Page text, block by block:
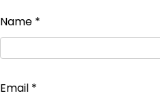
Name *
Email *